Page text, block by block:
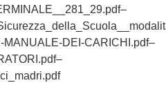
MANUALE-DEI-CARICHI.pdf–